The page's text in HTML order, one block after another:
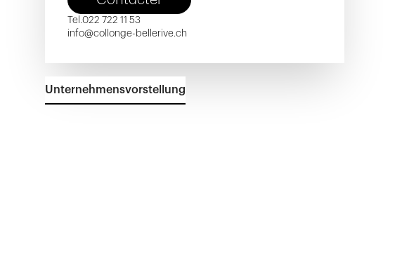
Tel.022 722 11 53
info@collonge-bellerive.ch
Unternehmensvorstellung